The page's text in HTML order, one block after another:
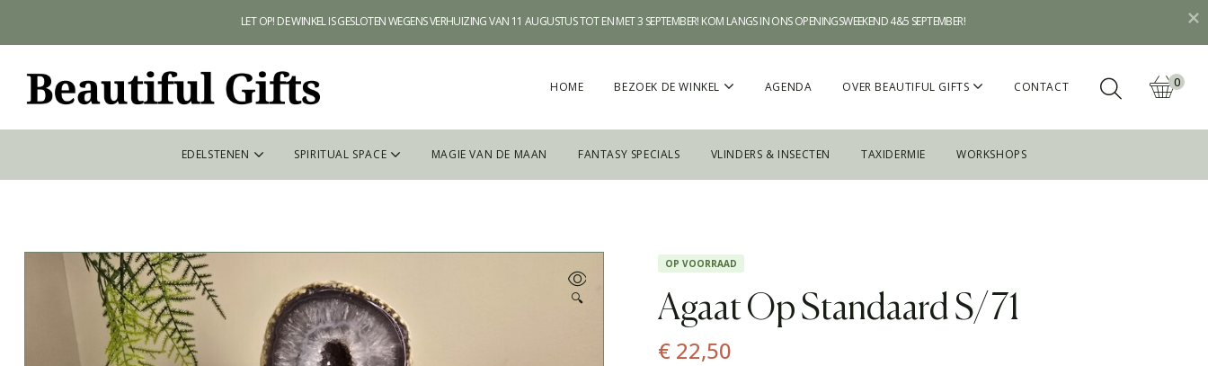
HOME BEZOEK DE WINKEL AGENDA OVER BEAUTIFUL GIFTS CONTACT 0
EDELSTENEN SPIRITUAL SPACE MAGIE VAN DE MAAN FANTASY SPECIALS VLINDERS & INSECTEN TAXIDERMIE WORKSHOPS
🔍
OP VOORRAAD
Agaat Op Standaard S/71
€ 22,50
LET OP! DE WINKEL IS GESLOTEN WEGENS VERHUIZING VAN 11 AUGUSTUS TOT EN MET 3 SEPTEMBER! KOM LANGS IN ONS OPENINGSWEEKEND 4&5 SEPTEMBER!